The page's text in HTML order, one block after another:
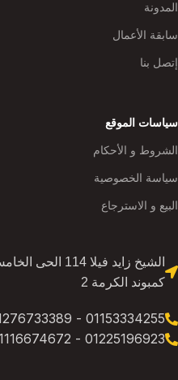
المدونة
سابقة الأعمال
إتصل بنا
سياسات الموقع
الشروط و الأحكام
سياسة الخصوصية
البيع و الاسترجاع
الشيخ زايد فيلا
كمبوند الكرمة 2
01153334255 - 01276733389
01225196923 - 01116674672